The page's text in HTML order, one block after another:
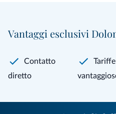
Vantaggi esclusivi
Contatto
diretto
Tariffe